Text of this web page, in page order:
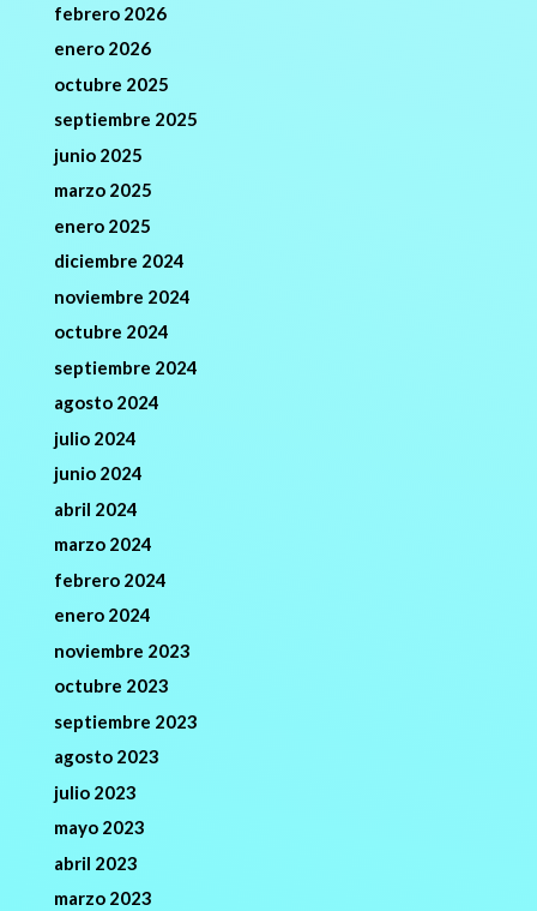
febrero 2026
enero 2026
octubre 2025
septiembre 2025
junio 2025
marzo 2025
enero 2025
diciembre 2024
noviembre 2024
octubre 2024
septiembre 2024
agosto 2024
julio 2024
junio 2024
abril 2024
marzo 2024
febrero 2024
enero 2024
noviembre 2023
octubre 2023
septiembre 2023
agosto 2023
julio 2023
mayo 2023
abril 2023
marzo 2023